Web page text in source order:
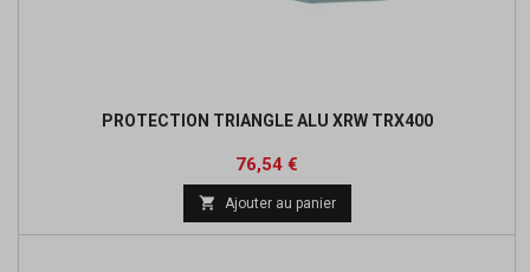
PROTECTION TRIANGLE ALU XRW TRX400
Prix
76,54 €
base
 Ajouter au panier